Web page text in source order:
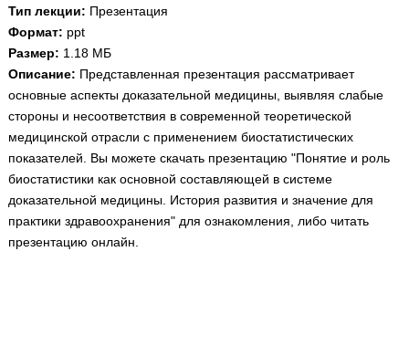
Новости (244)
Медицинская стандартизация
Нормативы экстренной и неотложной помощи
Нормы лабораторных и инструментальных
исследований
Обратная связь
FAQ
Тип лекции: Презентация
Формат: ppt
Размер: 1.18 МБ
Описание: Представленная презентация рассматривает
основные аспекты доказательной медицины, выявляя слабые
стороны и несоответствия в современной теоретической
медицинской отрасли с применением биостатистических
показателей. Вы можете скачать презентацию "Понятие и роль
биостатистики как основной составляющей в системе
доказательной медицины. История развития и значение для
практики здравоохранения" для ознакомления, либо читать
презентацию онлайн.